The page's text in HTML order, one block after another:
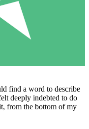
find a word to describe
deeply indebted to do
from the bottom of my